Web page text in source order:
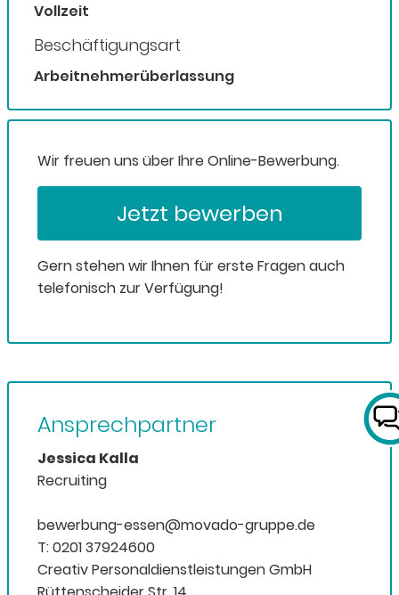
Vollzeit
Beschäftigungsart
Arbeitnehmerüberlassung
Wir freuen uns über Ihre Online-Bewerbung.
Jetzt bewerben
Gern stehen wir Ihnen für erste Fragen auch
telefonisch zur Verfügung!
Ansprechpartner
Jessica Kalla
Recruiting
bewerbung-essen@movado-gruppe.de
T: 0201 37924600
Creativ Personaldienstleistungen GmbH